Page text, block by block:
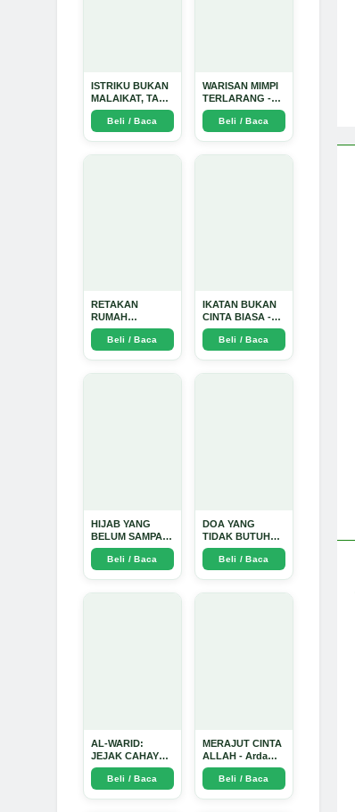
ISTRIKU BUKAN
MALAIKAT, TAPI
AKU JUGA
TIDAK SUCI -
Arda Dinata
Beli / Baca
WARISAN MIMPI
TERLARANG -
Arda Dinata
Beli / Baca
RETAKAN
RUMAH
TANGGA:
SebuahBeli / Baca
IKATAN BUKAN
CINTA BIASA -
Arda Dinata
Beli / Baca
HIJAB YANG
BELUM SAMPAI
KE HATI: Ketika
Cinta Seorang
Ustadz Menjadi
Beli / Baca
DOA YANG
TIDAK BUTUH
SINYAL: Kisah
Tiga Jiwa yang
Tersesat di Era AI
Beli / Baca
AL-WARID:
JEJAK CAHAYA
DI ANTARA DUA
ZAMAN - Arda
Dinata
Beli / Baca
MERAJUT CINTA
ALLAH - Arda
Dinata
Beli / Baca